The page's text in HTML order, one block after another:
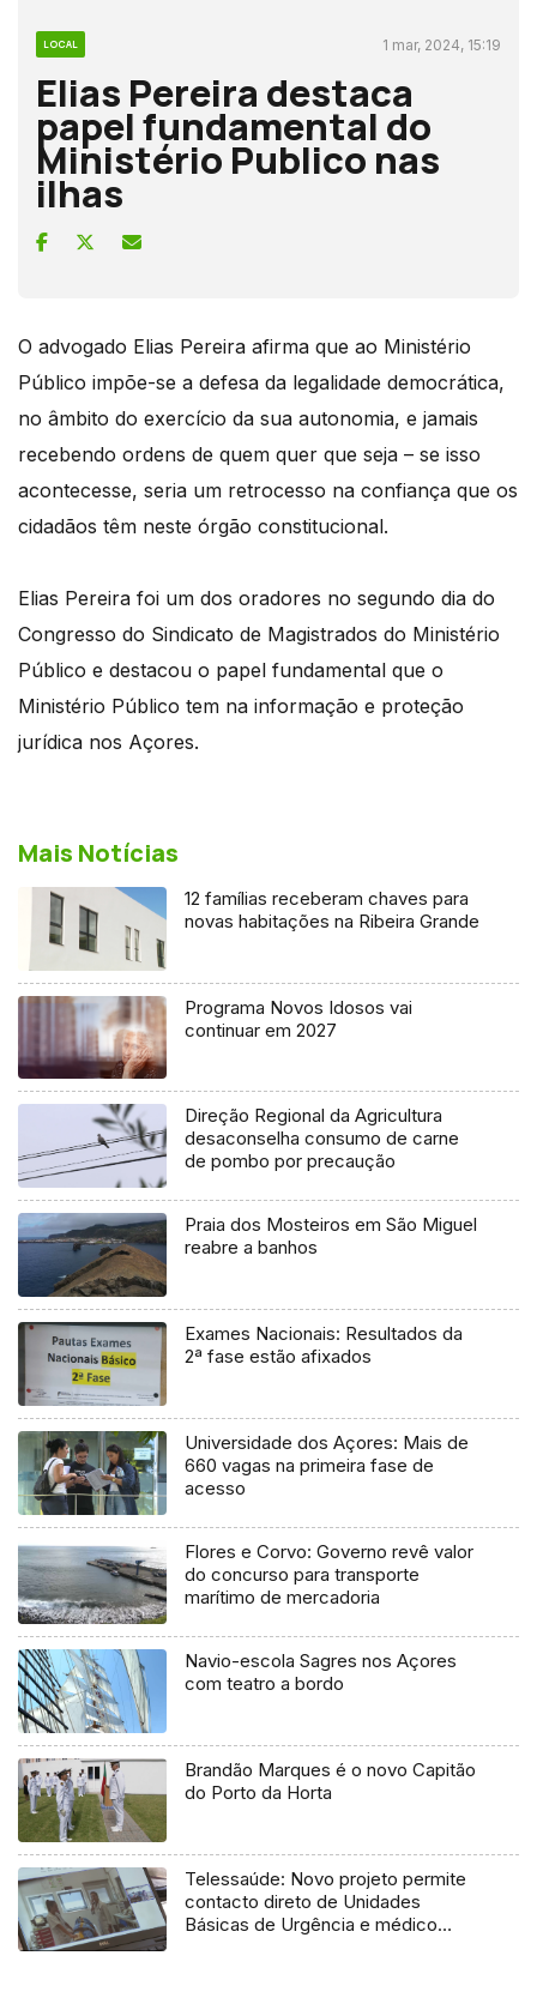
LOCAL 1 mar, 2024, 15:19
Elias Pereira destaca
papel fundamental do
Ministério Publico nas
ilhas
O advogado Elias Pereira afirma que ao Ministério
Público impõe-se a defesa da legalidade democrática,
no âmbito do exercício da sua autonomia, e jamais
recebendo ordens de quem quer que seja – se isso
acontecesse, seria um retrocesso na confiança que os
cidadãos têm neste órgão constitucional.
Elias Pereira foi um dos oradores no segundo dia do
Congresso do Sindicato de Magistrados do Ministério
Público e destacou o papel fundamental que o
Ministério Público tem na informação e proteção
jurídica nos Açores.
Mais Notícias
12 famílias receberam chaves para
novas habitações na Ribeira Grande
Programa Novos Idosos vai
continuar em 2027
Direção Regional da Agricultura
desaconselha consumo de carne
de pombo por precaução
Praia dos Mosteiros em São Miguel
reabre a banhos
Exames Nacionais: Resultados da
2ª fase estão afixados
Universidade dos Açores: Mais de
660 vagas na primeira fase de
acesso
Flores e Corvo: Governo revê valor
do concurso para transporte
marítimo de mercadoria
Navio-escola Sagres nos Açores
com teatro a bordo
Brandão Marques é o novo Capitão
do Porto da Horta
Telessaúde: Novo projeto permite
contacto direto de Unidades
Básicas de Urgência e médico